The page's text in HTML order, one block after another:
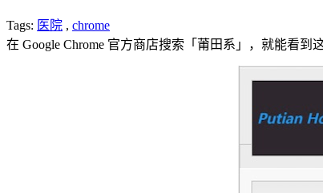
Tags: 医院 , chrome
在 Google Chrome 官方商店搜索「莆田系」，就能看